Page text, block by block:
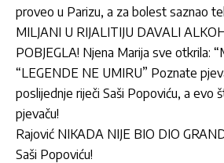
proveo u Parizu, a za bolest saznao
MILJANI U RIJALITIJU DAVALI
POBJEGLA! Njena Marija sve otkrila:
“LEGENDE NE UMIRU” Poznate
poslijednje riječi Saši Popoviću, a evo
pjevaču!
Rajović NIKADA NIJE BIO DIO
Saši Popoviću!